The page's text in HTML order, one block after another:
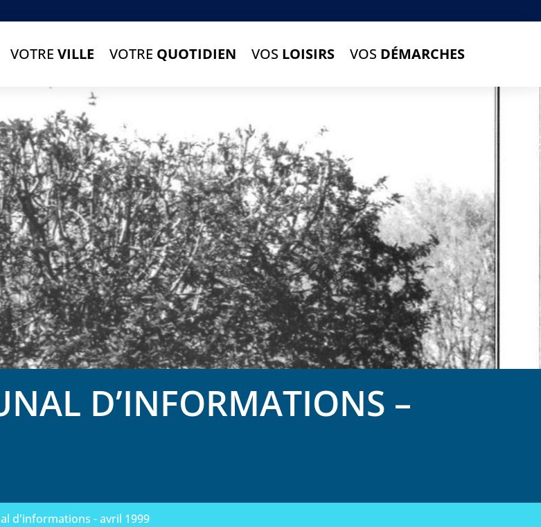
VOTRE VILLE VOTRE QUOTIDIEN VOS LOISIRS VOS DÉMARCHES
D’INFORMATIONS –
d'informations - avril 1999